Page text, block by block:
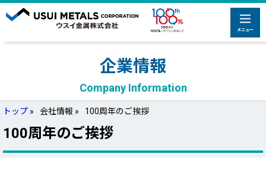
企業情報
Company Information
トップ » 会社情報 » 100周年のご挨拶
100周年のご挨拶